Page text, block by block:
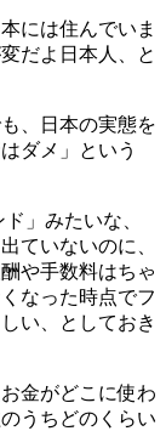
には住んでいま
だよ日本人、と
、日本の実態を
ダメ」という
」みたいな、
ていないのに、
や手数料はちゃ
なった時点でフ
い、としておき
金がどこに使わ
うちどのくらい